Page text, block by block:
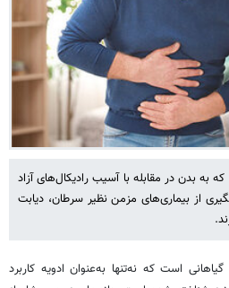
به بدن در مقابله با آسیب رادیکال‌های آزاد
از بیماری‌های مزمن نظیر سرطان، دیابت
است که نه‌تنها به‌عنوان ادویه کاربرد